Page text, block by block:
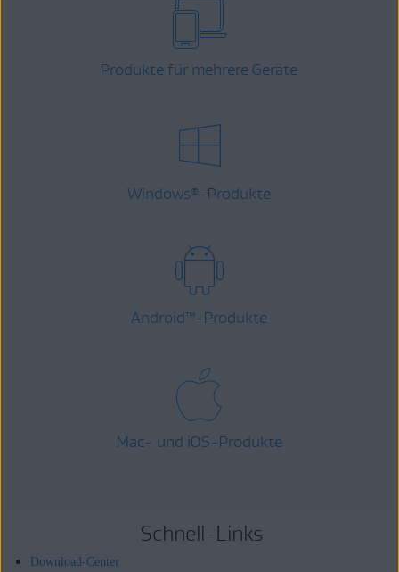
Produkte für mehrere Geräte
Windows® -Produkte
Android™-Produkte
Mac- und iOS-Produkte
Schnell-Links
Download-Center